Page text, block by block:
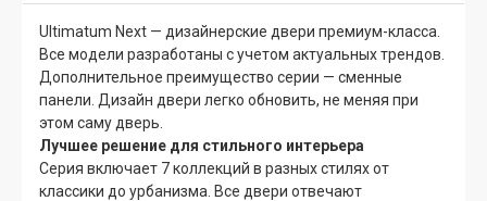
Ultimatum Next — дизайнерские двери премиум-класса.
Все модели разработаны с учетом актуальных трендов.
Дополнительное преимущество серии — сменные
панели. Дизайн двери легко обновить, не меняя при
этом саму дверь.
Лучшее решение для стильного интерьера
Серия включает 7 коллекций в разных стилях от
классики до урбанизма. Все двери отвечают